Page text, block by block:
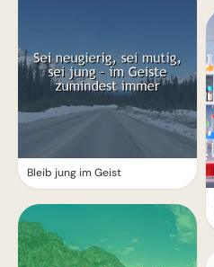
Bleib jung im Geist